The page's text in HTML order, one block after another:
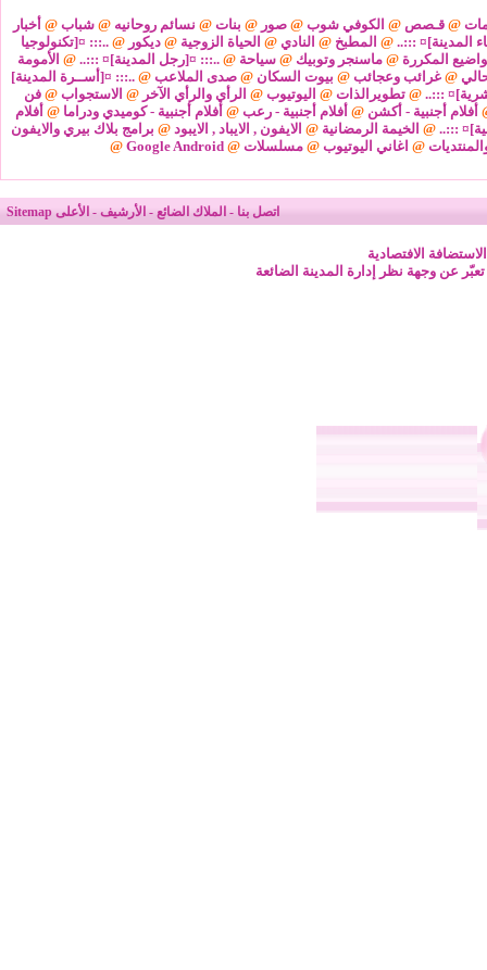
@قـصص @ الكوفي شوب @صور @ بنات @ نسائم روحانيه @شباب @ أخبار
المدينة]¤ :::.. @ المطبخ @ النادي @ الحياة الزوجية @ديكور @..::: ¤[تكنولوجيا
المكررة @ ماسنجر وتوبيك @ سياحة @ ..::: ¤[رجل المدينة]¤ :::.. @ الأمومة
@ غرائب وعجائب @ بيوت السكان @ صدى الملاعب @ ..::: ¤[أســرة المدينة]
:::..
@ تطويرالذات @ اليوتيوب @ الرأي والرأي الآخر @ الاستجواب @ فن
أفلام أجنبية - أكشن @ أفلام أجنبية - رعب @ أفلام أجنبية - كوميدي ودراما @ أفلام
:::..
@ الخيمة الرمضانية @ الايفون , الايباد , الايبود @ برامج بلاك بيري والايفون
@ اغاني اليوتيوب @مسلسلات @
Google Android
@
اتصل بنا - الملاك الضائع - الأرشيف - الأعلى Sitemap
الافتصادية
عن وجهة نظر إدارة المدينة الضائعة